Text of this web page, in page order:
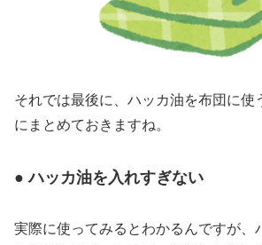
それでは最後に、ハッカ油を布団に使
にまとめておきますね。
● ハッカ油を入れすぎない
実際に使ってみるとわかるんですが、